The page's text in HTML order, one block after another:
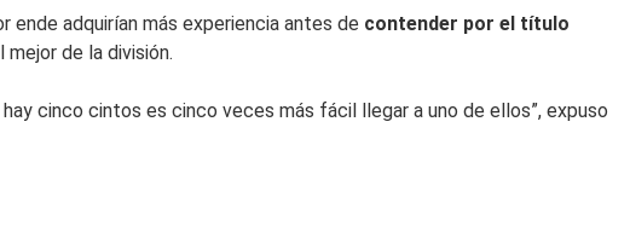
ende adquirían más experiencia antes de contender por el título
de la división.
cinco cintos es cinco veces más fácil llegar a uno de ellos”, expuso